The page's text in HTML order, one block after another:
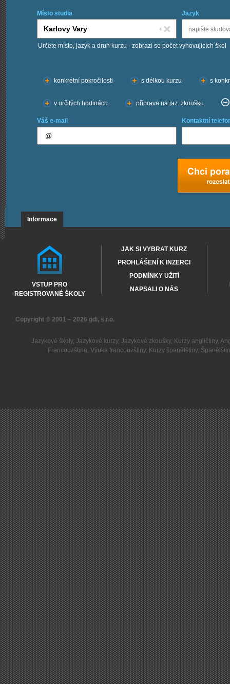
Místo studia Jazyk
Určete místo, jazyk a druh kurzu - zobrazí se počet vyhovujících škol
konkrétní pokročilosti
s délkou kurzu s
v určitých hodinách příprava na jaz. zkoušku
Váš e-mail Kontaktní
Informace
VSTUP PRO
REGISTROVANÉ ŠKOLY
JAK SI VYBRAT KURZ
PROHLÁŠENÍ K INZERCI
PODMÍNKY UŽITÍ
NAPSALI O NÁS
Copyright © 2001 – 2026 gdi, s.r.o.
Jazykové školy, Jazykové kurzy, Jazykové zkoušky, Kurzy angličtiny,
Francouzština,Výuka francouzštiny, Kurzy španělštiny,